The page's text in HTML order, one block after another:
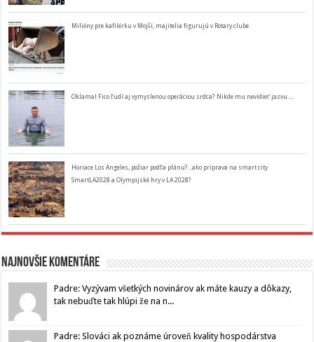
Milióny pre kafilérku v Mojši, majitelia figurujú v Rotary clube
Oklamal Fico ľudí aj vymyslenou operáciou srdca? Nikde mu nevidieť jazvu…
Horiace Los Angeles, požiar podľa plánu? ..ako príprava na smart city
SmartLA2028 a Olympijské hry v LA 2028?
Najnovšie komentáre
Padre: Vyzývam všetkých novinárov ak máte kauzy a dôkazy,
tak nebuďte tak hlúpi že na n...
Padre: Slováci ak poznáme úroveň kvality hospodárstva